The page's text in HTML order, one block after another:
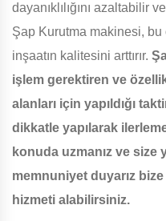
dayanıklılığını azaltabilir
Şap Kurutma makinesi,
inşaatın kalitesini arttırır.
işlem gerektiren ve
alanları için yapıldığı
dikkatle yapılarak
konuda uzmanız ve size
memnuniyet duyarız
hizmeti alabilirsiniz.